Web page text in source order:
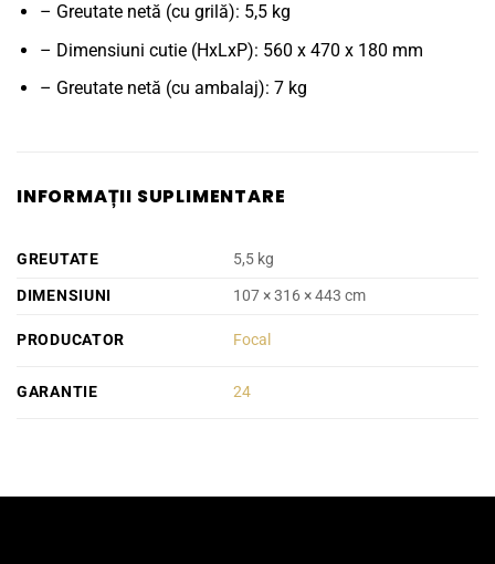
– Greutate netă (cu grilă): 5,5 kg
– Dimensiuni cutie (HxLxP): 560 x 470 x 180 mm
– Greutate netă (cu ambalaj): 7 kg
INFORMAȚII SUPLIMENTARE
GREUTATE
5,5 kg
DIMENSIUNI
107 × 316 × 443 cm
PRODUCATOR Focal
GARANTIE 24